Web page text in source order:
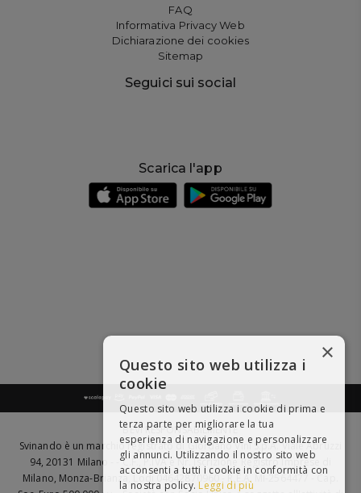
FAQ
Informativa Privacy Web
Dichiarazione dei cookies
Sitemap
Seguici sui social
Scarica l'app
BEVI RESPONSABILMENTE
Svinando è un marchio registrato di Giordano Vini S.p.A. Viale Abruzzi
94, 20131 Milano - - C.F., P.IVA e Nr. Iscrizione Registro Imprese di
Milano, Monza-Brianza, Lodi 04642870960 - R.E.A. MI-2564477 - Cap.
×
Questo sito web utilizza i
cookie
Questo sito web utilizza i cookie di prima e
terza parte per migliorare la tua
esperienza di navigazione e personalizzare
gli annunci. Utilizzando il nostro sito web
acconsenti a tutti i cookie in conformità con
la nostra policy. Leggi di più